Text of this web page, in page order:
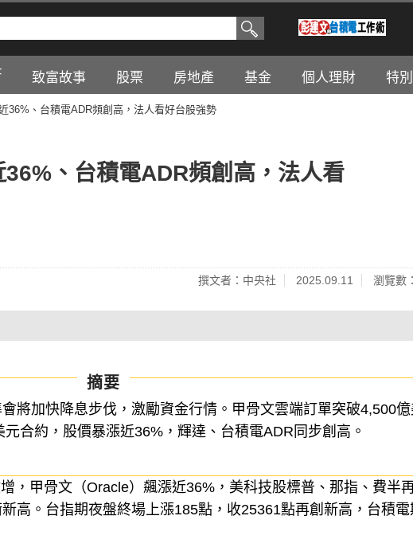
致富故事 股票 房地產 基金 個人理財 特
36%、台積電ADR頻創高，法人看好台股強勢
、台積電ADR頻創高，法人看
撰文者：中央社 2025.09.11 瀏覽數
摘要
將加快降息步伐，激勵資金行情。甲骨文雲端訂單突破4,500億
合約，股價暴漲近36%，輝達、台積電ADR同步創高。
，甲骨文（Oracle）飆漲近36%，美科技股標普、那指、費半
高。台指期夜盤終場上漲185點，收25361點再創新高，台積電